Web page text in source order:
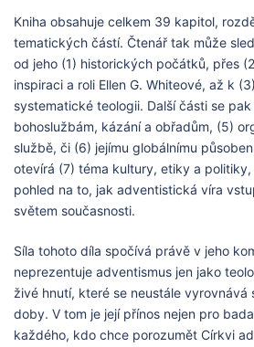
Kniha obsahuje celkem 39 kapitol,
tematických částí. Čtenář tak může
od jeho (1) historických počátků, přes
inspiraci a roli Ellen G. Whiteové, až k
systematické teologii. Další části se
bohoslužbám, kázání a obřadům, (5)
službě, či (6) jejímu globálnímu
otevírá (7) téma kultury, etiky a
pohled na to, jak adventistická víra
světem současnosti.
Síla tohoto díla spočívá právě v jeho
neprezentuje adventismus jen jako
živé hnutí, které se neustále vyrovnává
doby. V tom je její přínos nejen pro
každého, kdo chce porozumět Církvi